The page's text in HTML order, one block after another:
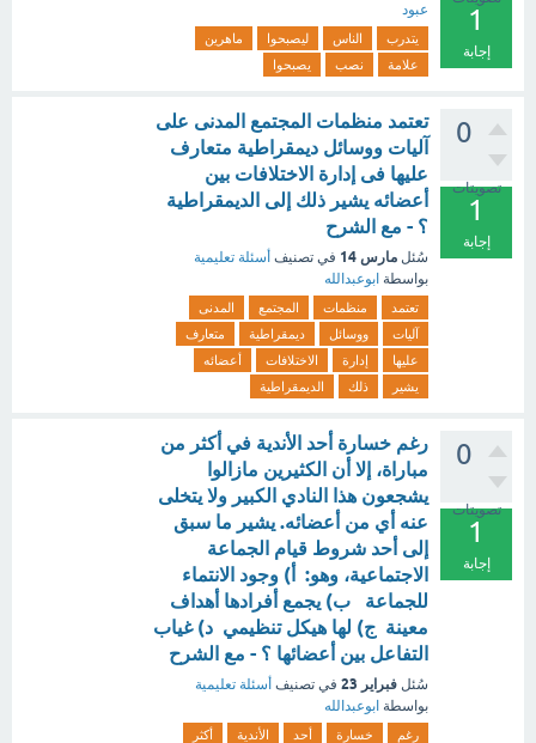
1
إجابة
عبود
يتدرب الناس ليصبحوا
ماهرين
علامة
نصب يصبحوا
0
تصويتات
1
إجابة
تعتمد منظمات المجتمع المدنى على
آليات ووسائل ديمقراطية متعارف
عليها فى إدارة الاختلافات بين
أعضائه يشير ذلك إلى الديمقراطية
؟ - مع الشرح
سُئل مارس 14 في تصنيف أسئلة تعليمية
بواسطة ابوعبدالله
تعتمد منظمات المجتمع
المدنى
آليات
ووسائل ديمقراطية
متعارف
عليها
إدارة الاختلافات
أعضائه
يشير
ذلك الديمقراطية
0
تصويتات
1
إجابة
رغم خسارة أحد الأندية في أكثر من
مباراة، إلا أن الكثيرين مازالوا
يشجعون هذا النادي الكبير ولا يتخلى
عنه أي من أعضائه. يشير ما سبق
إلى أحد شروط قيام الجماعة
الاجتماعية، وهو: أ) وجود الانتماء
للجماعة ب) يجمع أفرادها أهداف
معينة ج) لها هيكل تنظيمي د) غياب
التفاعل بين أعضائها ؟ - مع الشرح
سُئل فبراير 23 في تصنيف أسئلة تعليمية
بواسطة ابوعبدالله
رغم خسارة أحد الأندية
أكثر